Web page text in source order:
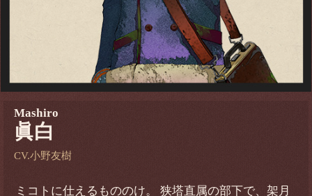
Mashiro
眞白
CV.小野友樹
ミコトに仕えるもののけ。 狭塔直属の部下で、架月